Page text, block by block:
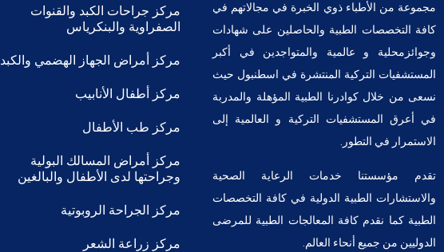
مجموعة من الأطباء ذوي الخبرة في مجالاتهم في
كافة التخصصات الطبية والحاصلين على شهادات
وجوائزمحلية و عالمية والمتواجدين في أكبر
المستشفيات التركية المنتشرة في اسطنبول حيث
نسعى من خلال كوادرنا الطبية المؤهلة والمدربة
في أعرق المستشفيات التركية و العالمية إلى
الاستمرار في التطور.
تقدم مؤسستنا خدمات الرعاية الصحية
والاستشارات الطبية الدولية في كافة التخصصات
الطبية كما نقدم كافة المعالجات الطبية للمرضى
الدوليين من جميع أنحاء العالم.
مركز جراحات الكبد والقنوات
الصفراوية والبنكرياس
مركز أمراض الجهاز الهضمي والكبد
مركز أطفال الأنابيب
مركز طب الأطفال
مركز أمراض المسالك البولية
وجراحتها لدى الأطفال والبالغين
مركز الجراحة الروبوتية
مركز زراعة الشعر